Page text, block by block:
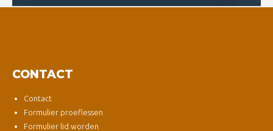
CONTACT
Contact
Formulier proeflessen
Formulier lid worden